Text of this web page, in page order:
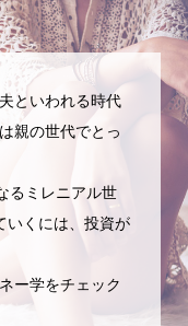
といわれる時代
親の世代でとっ
るミレニアル世
いくには、投資が
ー学をチェック